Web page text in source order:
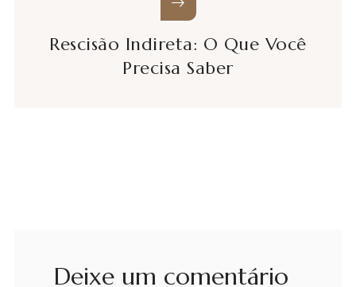
Rescisão Indireta: O Que Você
Precisa Saber
Deixe um comentário